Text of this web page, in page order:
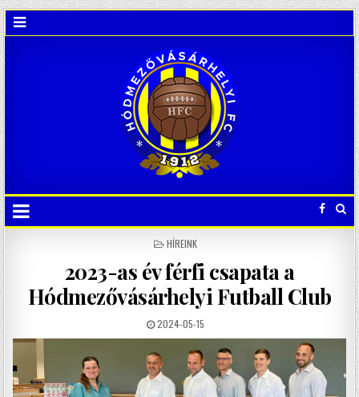
POSTED
HÍREINK
2023-as év férfi csapata a
Hódmezővásárhelyi Futball Club
2024-05-15